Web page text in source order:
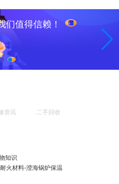
们值得信赖！
资讯 二手回收
知识
火材料-澄海锅炉保温